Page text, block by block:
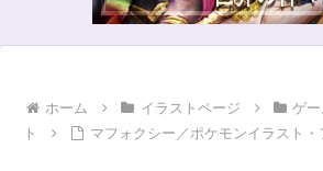
ホーム イラストページ
ゲ
ト
マフォクシー／ポケモンイラスト・